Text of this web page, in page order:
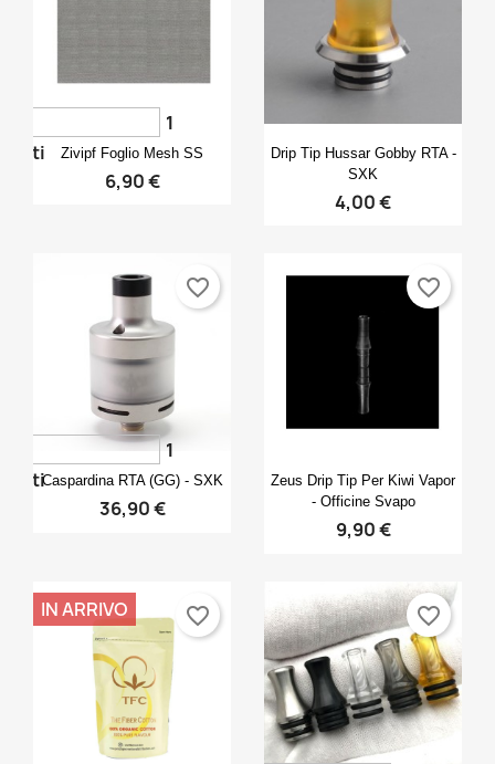
 Anteprima
Zivipf Foglio Mesh SS
6,90 €
1
voti
Anteprima
Drip Tip Hussar Gobby RTA -
SXK
4,00 €
Anteprima
Caspardina RTA (GG) - SXK
36,90 €
1
voti
favorite_border
Anteprima
Zeus Drip Tip Per Kiwi Vapor
- Officine Svapo
9,90 €
favorite_border
IN ARRIVO favorite_border favorite_border